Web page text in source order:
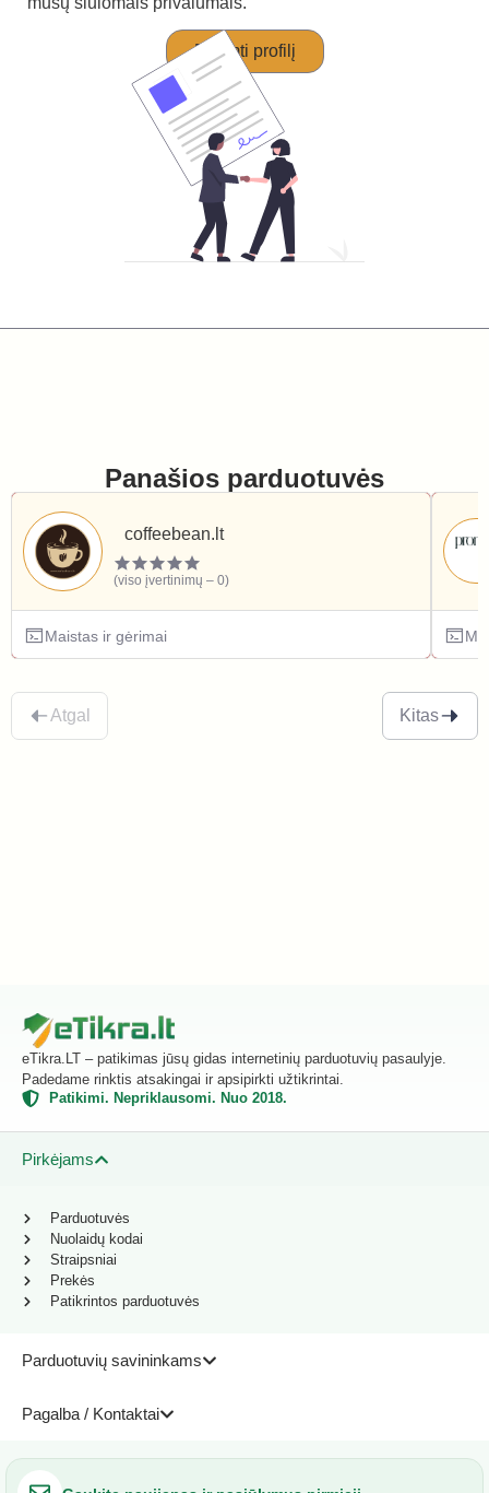
Perimti profilį
Panašios parduotuvės
coffeebean.lt
(viso įvertinimų – 0)
Maistas ir gėrimai
Atgal Kitas
eTikra.LT – patikimas jūsų gidas internetinių parduotuvių pasaulyje.
Padedame rinktis atsakingai ir apsipirkti užtikrintai.
Patikimi. Nepriklausomi. Nuo 2018.
Pirkėjams
Parduotuvių savininkams
Pagalba / Kontaktai
Parduotuvės
Nuolaidų kodai
Straipsniai
Prekės
Patikrintos parduotuvės